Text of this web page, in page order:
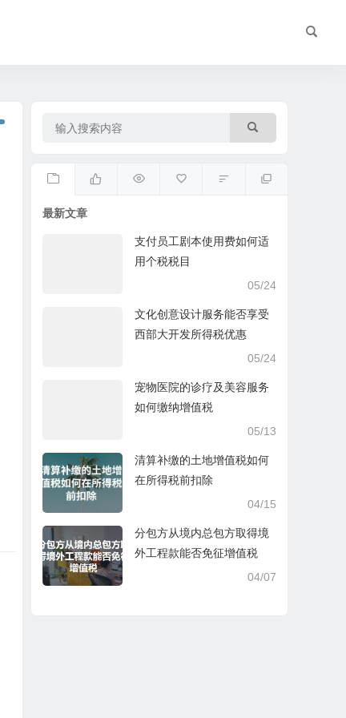
最新文章
支付员工剧本使用费如何适
用个税税目
05/24
文化创意设计服务能否享受
西部大开发所得税优惠
05/24
宠物医院的诊疗及美容服务
如何缴纳增值税
05/13
清算补缴的土地增值税如何
在所得税前扣除
04/15
分包方从境内总包方取得境
外工程款能否免征增值税
04/07